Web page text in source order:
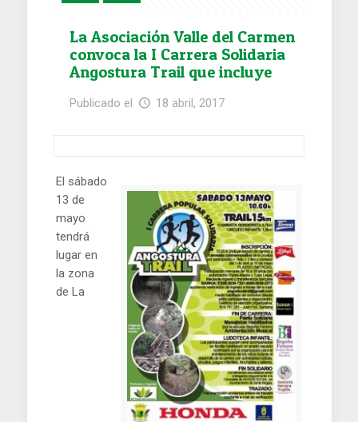
La Asociación Valle del Carmen
convoca la I Carrera Solidaria
Angostura Trail que incluye
circuito infantil
Publicado el 18 abril, 2017
El sábado
13 de
mayo
tendrá
lugar en
la zona
de La